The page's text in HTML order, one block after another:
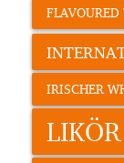
FLAVOURED
IRISCHER
LIKÖR